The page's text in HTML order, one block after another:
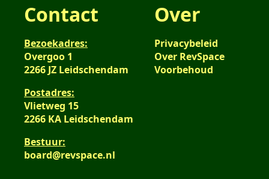
Contact
Bezoekadres:
Overgoo 1
2266 JZ Leidschendam
Postadres:
Vlietweg 15
2266 KA Leidschendam
Bestuur:
board@revspace.nl
Over
Privacybeleid
Over RevSpace
Voorbehoud